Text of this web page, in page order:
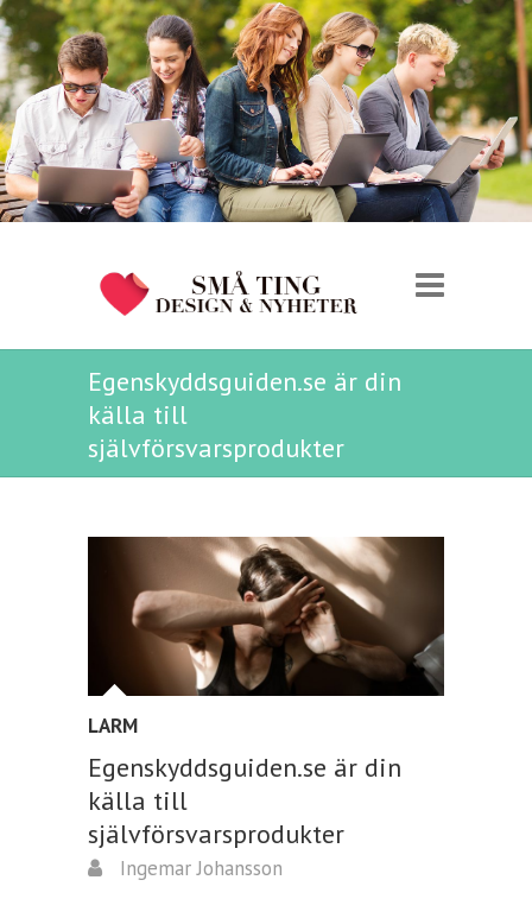
Egenskyddsguiden.se är din
källa till
självförsvarsprodukter
LARM
Egenskyddsguiden.se är din
källa till
självförsvarsprodukter
Ingemar Johansson